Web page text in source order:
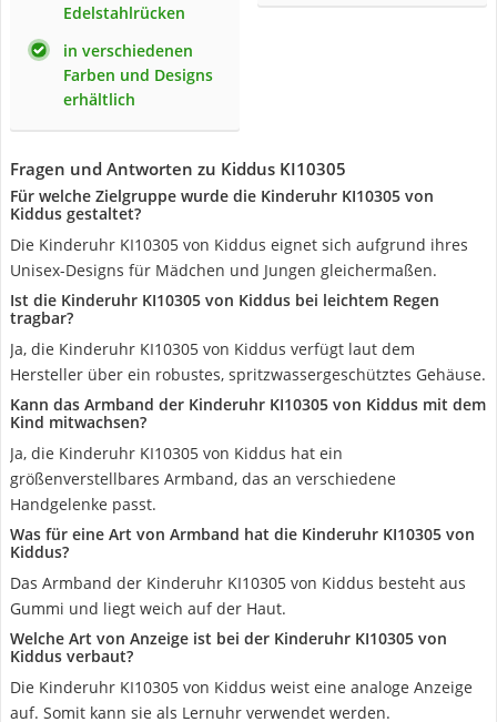
Edelstahlrücken
in verschiedenen
Farben und Designs
erhältlich
Fragen und Antworten zu Kiddus KI10305
Für welche Zielgruppe wurde die Kinderuhr KI10305 von
Kiddus gestaltet?
Die Kinderuhr KI10305 von Kiddus eignet sich aufgrund ihres
Unisex-Designs für Mädchen und Jungen gleichermaßen.
Ist die Kinderuhr KI10305 von Kiddus bei leichtem Regen
tragbar?
Ja, die Kinderuhr KI10305 von Kiddus verfügt laut dem
Hersteller über ein robustes, spritzwassergeschütztes Gehäuse.
Kann das Armband der Kinderuhr KI10305 von Kiddus mit dem
Kind mitwachsen?
Ja, die Kinderuhr KI10305 von Kiddus hat ein
größenverstellbares Armband, das an verschiedene
Handgelenke passt.
Was für eine Art von Armband hat die Kinderuhr KI10305 von
Kiddus?
Das Armband der Kinderuhr KI10305 von Kiddus besteht aus
Gummi und liegt weich auf der Haut.
Welche Art von Anzeige ist bei der Kinderuhr KI10305 von
Kiddus verbaut?
Die Kinderuhr KI10305 von Kiddus weist eine analoge Anzeige
auf. Somit kann sie als Lernuhr verwendet werden.